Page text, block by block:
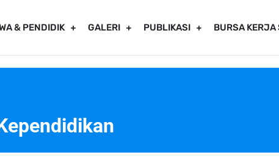
& PENDIDIK GALERI PUBLIKASI BURSA KERJA